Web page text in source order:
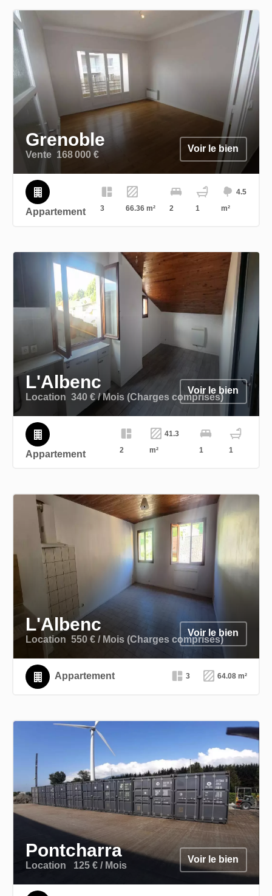
Grenoble
Vente 168 000 €
Voir le bien
Appartement 3 66.36 m² 2 1
4.5
m²
L'Albenc
Location 340 € / Mois (Charges comprises)
Voir le bien
Appartement 2
41.3
m²
1 1
L'Albenc
Location 550 € / Mois (Charges comprises)
Voir le bien
Appartement 3 64.08 m²
Pontcharra
Location 125 € / Mois
Voir le bien